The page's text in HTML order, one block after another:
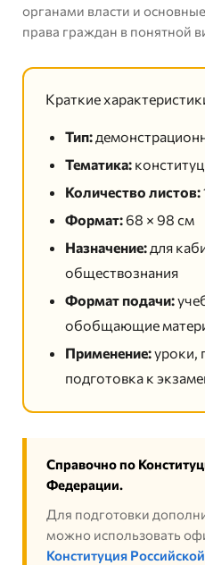
органами власти и основные
права граждан в понятной
Краткие
Тип:
Тематика:
Количество листов:
Формат: 68 × 98 см
Назначение: для
обществознания
Формат подачи:
обобщающие
Применение:уроки,
подготовка к
Справочно по
Федерации.
Для подготовки
можно использовать
Конституция